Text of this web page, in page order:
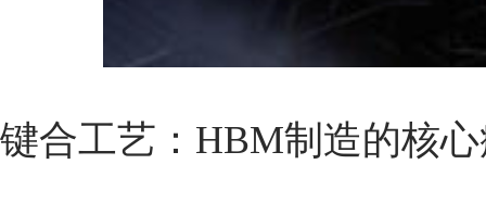
键合工艺：HBM制造的核